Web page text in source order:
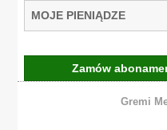
MOJE PIENIĄDZE
Zamów
Gremi